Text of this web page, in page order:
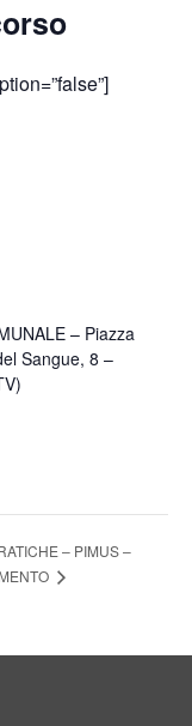
– Piazza
Sangue, 8 –
– PIMUS –